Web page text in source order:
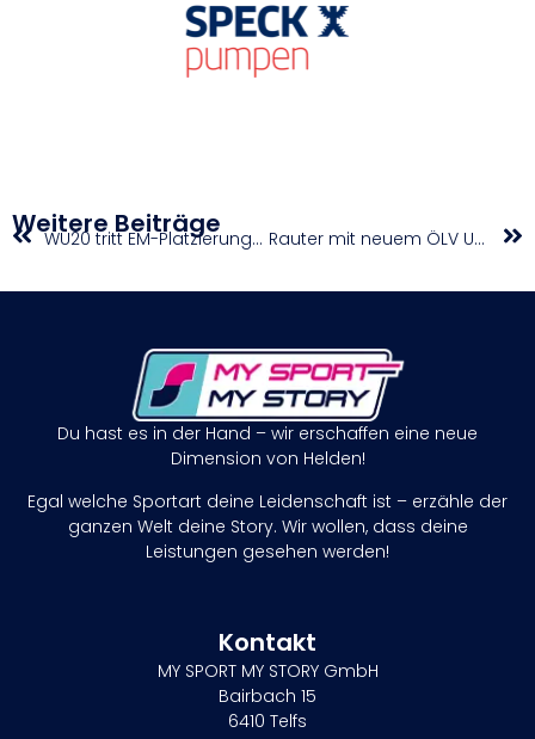
Weitere Beiträge WU20 tritt EM-Platzierungsspiel gegen Rumänien nicht an Rauter mit neuem ÖLV U20-Rekord, Auer mit starker PB
Du hast es in der Hand – wir erschaffen eine neue
Dimension von Helden!
Egal welche Sportart deine Leidenschaft ist – erzähle der
ganzen Welt deine Story. Wir wollen, dass deine
Leistungen gesehen werden!
Kontakt
MY SPORT MY STORY GmbH
Bairbach 15
6410 Telfs